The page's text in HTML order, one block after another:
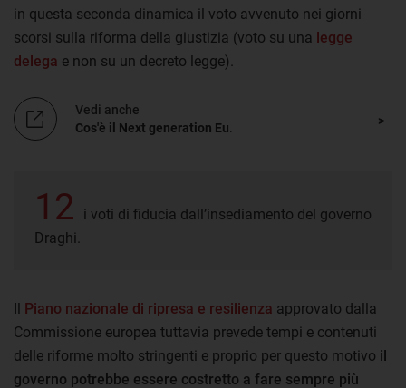
in questa seconda dinamica il voto avvenuto nei giorni
scorsi sulla riforma della giustizia (voto su una legge
delega e non su un decreto legge).
Vedi anche
Cos'è il Next generation Eu
12
i voti di fiducia dall’insediamento del governo
Draghi.
Il Piano nazionale di ripresa e resilienza approvato dalla
Commissione europea tuttavia prevede tempi e contenuti
delle riforme molto stringenti e proprio per questo motivo il
governo potrebbe essere costretto a fare sempre più